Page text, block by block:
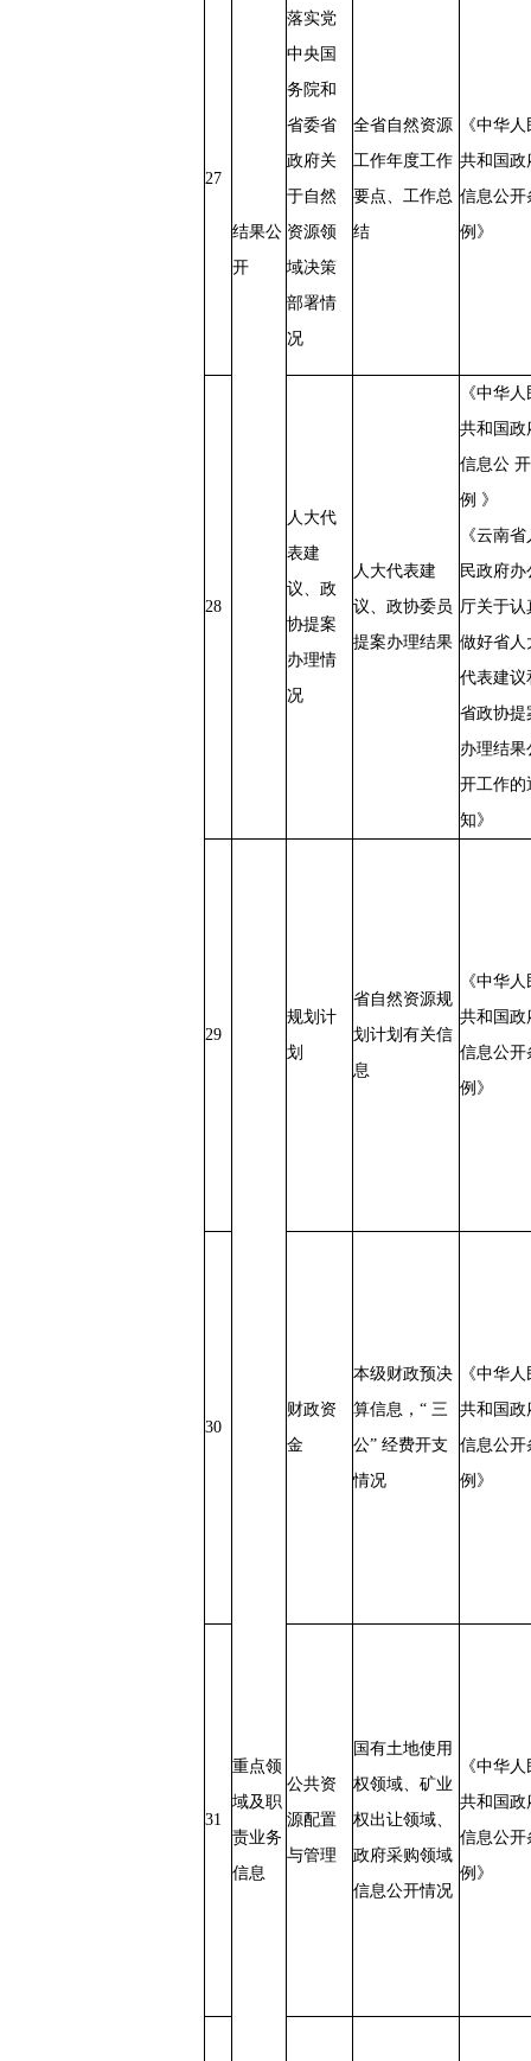
结果公
开
27
落实党
中央国
务院和
省委省
政府关
于自然
资源领
域决策
部署情
况
全省自然资源
工作年度工作
要点、工作总
结
《中华人
共和国政
信息公开
例》
28
人大代
表建
议、政
协提案
办理情
况
人大代表建
议、政协委员
提案办理结果
《中华人
共和国政
信息公
例 》
《云南省
民政府办
厅关于认
做好省人
代表建议
省政协提
办理结果
开工作的
知》
29
重点领
域及职
责业务
信息
规划计
划
省自然资源规
划计划有关信
息
《中华人
共和国政
信息公开
例》
30
财政资
金
本级财政预决
算信息，“ 三
公” 经费开支
情况
《中华人
共和国政
信息公开
例》
31
公共资
源配置
与管理
国有土地使用
权领域、矿业
权出让领域、
政府采购领域
信息公开情况
《中华人
共和国政
信息公开
例》